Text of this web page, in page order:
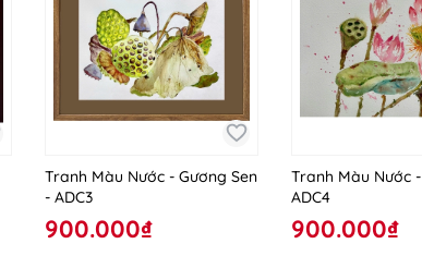
Tranh Màu Nước - Gương Sen
- ADC3
900.000₫
Tranh Màu Nước
ADC4
900.000₫